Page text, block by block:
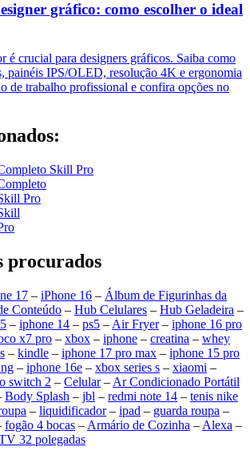
gráfico: como escolher o ideal
é crucial para designers gráficos. Saiba como
painéis IPS/OLED, resolução 4K e ergonomia
de trabalho profissional e confira opções no
Skill Pro
Pro
procurados
17 – iPhone 16 – Álbum de Figurinhas da
Conteúdo – Hub Celulares – Hub Geladeira –
– iphone 14 – ps5 – Air Fryer– iphone 16 pro
x7 pro – xbox – iphone – creatina – whey
– kindle – iphone 17 pro max – iphone 15 pro
– iphone 16e – xbox series s – xiaomi –
switch 2 – Celular– Ar Condicionado Portátil
Body Splash – jbl – redmi note 14 – tenis nike
– liquidificador– ipad – guarda roupa –
fogão 4 bocas – Armário de Cozinha – Alexa –
32 polegadas